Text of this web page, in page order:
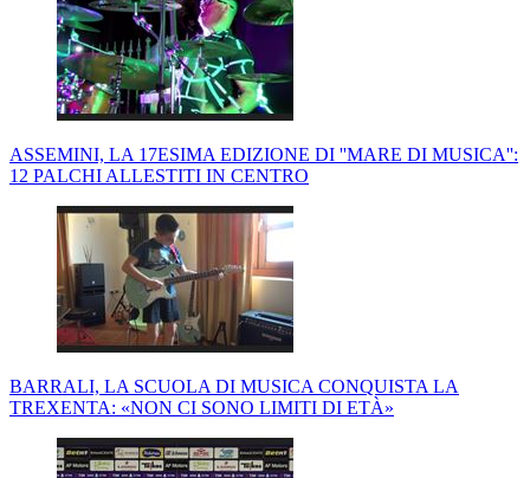
ASSEMINI, LA 17ESIMA EDIZIONE DI ''MARE DI MUSICA'':
12 PALCHI ALLESTITI IN CENTRO
BARRALI, LA SCUOLA DI MUSICA CONQUISTA LA
TREXENTA: «NON CI SONO LIMITI DI ETÀ»